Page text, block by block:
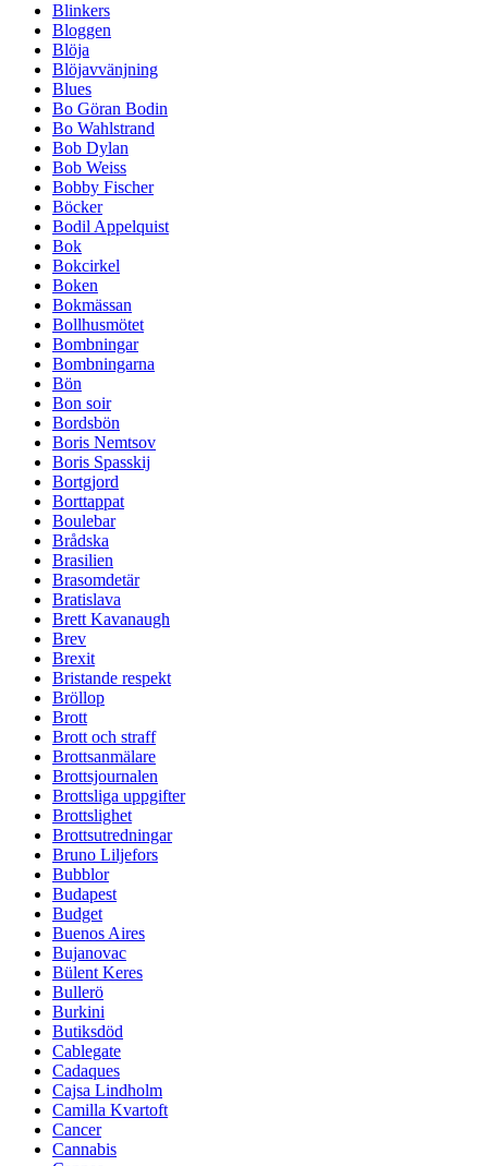
Blinkers
Bloggen
Blöja
Blöjavvänjning
Blues
Bo Göran Bodin
Bo Wahlstrand
Bob Dylan
Bob Weiss
Bobby Fischer
Böcker
Bodil Appelquist
Bok
Bokcirkel
Boken
Bokmässan
Bollhusmötet
Bombningar
Bombningarna
Bön
Bon soir
Bordsbön
Boris Nemtsov
Boris Spasskij
Bortgjord
Borttappat
Boulebar
Brådska
Brasilien
Brasomdetär
Bratislava
Brett Kavanaugh
Brev
Brexit
Bristande respekt
Bröllop
Brott
Brott och straff
Brottsanmälare
Brottsjournalen
Brottsliga uppgifter
Brottslighet
Brottsutredningar
Bruno Liljefors
Bubblor
Budapest
Budget
Buenos Aires
Bujanovac
Bülent Keres
Bullerö
Burkini
Butiksdöd
Cablegate
Cadaques
Cajsa Lindholm
Camilla Kvartoft
Cancer
Cannabis